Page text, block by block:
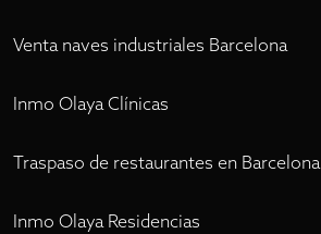
Venta naves industriales Barcelona
Inmo Olaya Clínicas
Traspaso de restaurantes en Barcelona
Inmo Olaya Residencias